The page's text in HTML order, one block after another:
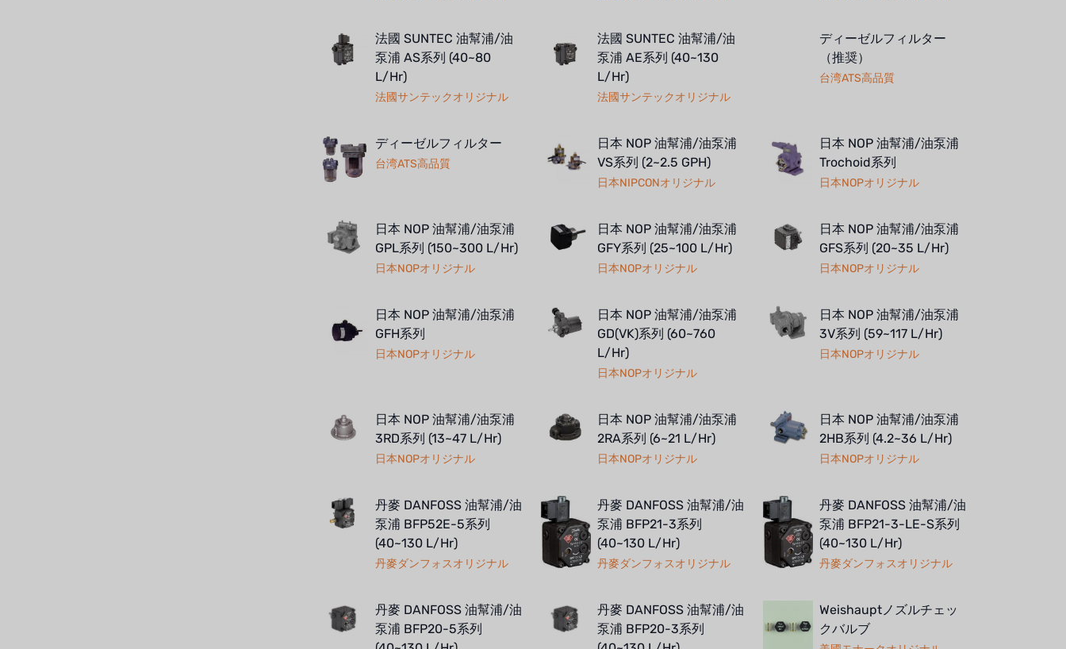
法國 SUNTEC 油幫浦/油
泵浦 AS系列 (40~80
L/Hr)
法國サンテックオリジナル
法國 SUNTEC 油幫浦/油
泵浦 AE系列 (40~130
L/Hr)
法國サンテックオリジナル
ディーゼルフィルター
（推奨）
台湾ATS高品質
ディーゼルフィルター
台湾ATS高品質
日本 NOP 油幫浦/油泵浦
VS系列 (2~2.5 GPH)
日本NIPCONオリジナル
日本 NOP 油幫浦/油泵浦
Trochoid系列
日本NOPオリジナル
日本 NOP 油幫浦/油泵浦
GPL系列 (150~300 L/Hr)
日本NOPオリジナル
日本 NOP 油幫浦/油泵浦
GFY系列 (25~100 L/Hr)
日本NOPオリジナル
日本 NOP 油幫浦/油泵浦
GFS系列 (20~35 L/Hr)
日本NOPオリジナル
日本 NOP 油幫浦/油泵浦
GFH系列
日本NOPオリジナル
日本 NOP 油幫浦/油泵浦
GD(VK)系列 (60~760
L/Hr)
日本NOPオリジナル
日本 NOP 油幫浦/油泵浦
3V系列 (59~117 L/Hr)
日本NOPオリジナル
日本 NOP 油幫浦/油泵浦
3RD系列 (13~47 L/Hr)
日本NOPオリジナル
日本 NOP 油幫浦/油泵浦
2RA系列 (6~21 L/Hr)
日本NOPオリジナル
日本 NOP 油幫浦/油泵浦
2HB系列 (4.2~36 L/Hr)
日本NOPオリジナル
丹麥 DANFOSS 油幫浦/油
泵浦 BFP52E-5系列
(40~130 L/Hr)
丹麥ダンフォスオリジナル
丹麥 DANFOSS 油幫浦/油
泵浦 BFP21-3系列
(40~130 L/Hr)
丹麥ダンフォスオリジナル
丹麥 DANFOSS 油幫浦/油
泵浦 BFP21-3-LE-S系列
(40~130 L/Hr)
丹麥ダンフォスオリジナル
丹麥 DANFOSS 油幫浦/油
泵浦 BFP20-5系列
丹麥 DANFOSS 油幫浦/油
泵浦 BFP20-3系列
Weishauptノズルチェッ
クバルブ